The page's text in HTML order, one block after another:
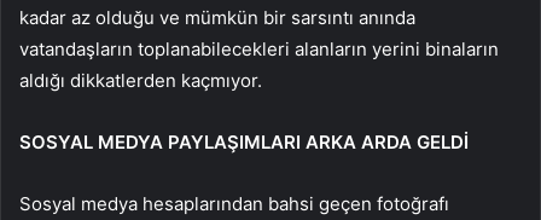
kadar az olduğu ve mümkün bir sarsıntı anında
vatandaşların toplanabilecekleri alanların yerini binaların
aldığı dikkatlerden kaçmıyor.
SOSYAL MEDYA PAYLAŞIMLARI ARKA ARDA GELDİ
Sosyal medya hesaplarından bahsi geçen fotoğrafı